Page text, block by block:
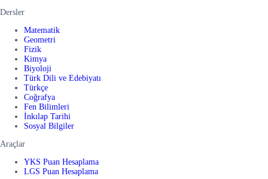
Dersler
Matematik
Geometri
Fizik
Kimya
Biyoloji
Türk Dili ve Edebiyatı
Türkçe
Coğrafya
Fen Bilimleri
İnkılap Tarihi
Sosyal Bilgiler
Araçlar
YKS Puan Hesaplama
LGS Puan Hesaplama